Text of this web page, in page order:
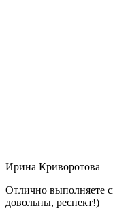
Ирина Криворотова
Отлично выполняете
довольны, респект!)